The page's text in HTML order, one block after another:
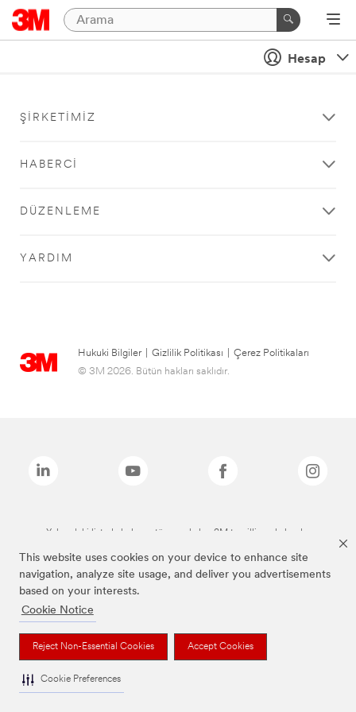
This website uses cookies on your device to enhance site
navigation, analyze site usage, and deliver you advertisements
based on your interests.
Cookie Notice
Reject Non-Essential Cookies Accept Cookies
Cookie Preferences
Hesap
ŞIRKETIMIZ
HABERCI
DÜZENLEME
YARDIM
Hukuki Bilgiler Gizlilik Politikası
Çerez Politikaları
© 3M 2026. Bütün hakları saklıdır.
Yukarıdaki listede bulunan tüm markalar, 3M tescilli markalarıdır.